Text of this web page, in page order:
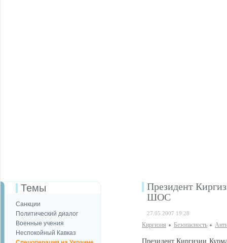
Темы
Санкции
Политический диалог
Военные учения
Неспокойный Кавказ
Президент
ШОС
27.05.2007 19:28
Киргизия Безопаcность
Президент Киргизии